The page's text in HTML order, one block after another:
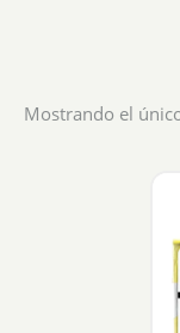
Mostrando el